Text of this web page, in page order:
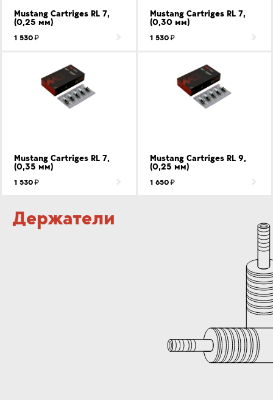
Mustang Cartriges RL 7,
(0,25 мм)
1 530
Mustang Cartriges RL 7,
(0,30 мм)
1 530
Mustang Cartriges RL 7,
(0,35 мм)
1 530
Mustang Cartriges RL 9,
(0,25 мм)
1 650
Держатели